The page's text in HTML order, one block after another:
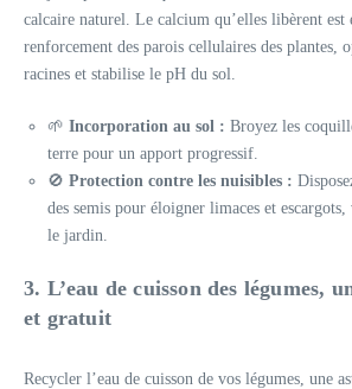
calcaire naturel. Le calcium qu’elles libèrent est
renforcement des parois cellulaires des plantes,
racines et stabilise le pH du sol.
🌱 Incorporation au sol : Broyez les
terre pour un apport progressif.
🚫 Protection contre les nuisibles :
des semis pour éloigner limaces et
le jardin.
3. L’eau de cuisson des légumes,
et gratuit
Recycler l’eau de cuisson de vos légumes, une